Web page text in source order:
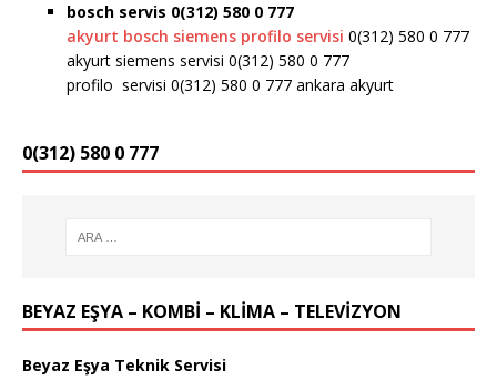
bosch servis 0(312) 580 0 777
akyurt bosch siemens profilo servisi 0(312) 580 0 777
akyurt siemens servisi 0(312) 580 0 777
profilo servisi 0(312) 580 0 777 ankara akyurt
0(312) 580 0 777
BEYAZ EŞYA – KOMBİ – KLİMA – TELEVİZYON
Beyaz Eşya Teknik Servisi